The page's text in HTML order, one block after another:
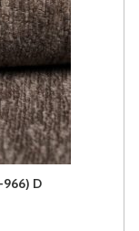
966) D